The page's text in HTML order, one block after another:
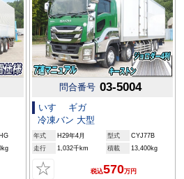
問合番号 03-5004
いすゞ ギガ
冷凍バン 大型
年式 H29年4月 型式
CYJ77B
走行
1,032千km 積載 13,400kg
☆ 税込570万円